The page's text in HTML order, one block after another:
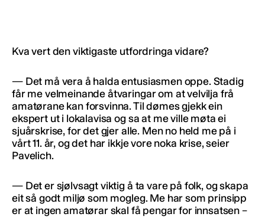
Kva vert den viktigaste utfordringa vidare?
— Det må vera å halda entusiasmen oppe. Stadig
får me velmeinande åtvaringar om at velvilja frå
amatørane kan forsvinna. Til dømes gjekk ein
ekspert ut i lokalavisa og sa at me ville møta ei
sjuårskrise, for det gjer alle. Men no held me på i
vårt 11. år, og det har ikkje vore noka krise, seier
Pavelich.
— Det er sjølvsagt viktig å ta vare på folk, og skapa
eit så godt miljø som mogleg. Me har som prinsipp
er at ingen amatørar skal få pengar for innsatsen –